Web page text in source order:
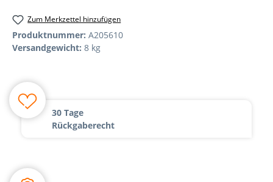
Zum Merkzettel hinzufügen
Produktnummer: A205610
Versandgewicht: 8 kg
30 Tage
Rückgaberecht